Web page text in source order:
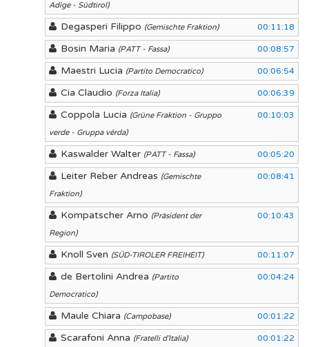
Adige - Südtirol)
00:11:18
Degasperi Filippo (Gemischte Fraktion)
00:08:57
Bosin Maria (PATT - Fassa)
00:06:54
Maestri Lucia (Partito Democratico)
00:06:39
Cia Claudio (Forza Italia)
00:10:03
Coppola Lucia (Grüne Fraktion - Gruppo
verde - Gruppa vërda)
00:05:20
Kaswalder Walter (PATT - Fassa)
00:08:41
Leiter Reber Andreas (Gemischte
Fraktion)
00:10:43
Kompatscher Arno (Präsident der
Region)
00:11:07
Knoll Sven (SÜD-TIROLER FREIHEIT)
00:04:24
de Bertolini Andrea (Partito
Democratico)
00:01:22
Maule Chiara (Campobase)
00:01:22
Scarafoni Anna (Fratelli d'Italia)